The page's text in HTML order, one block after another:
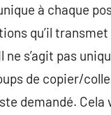
à chaque
qu’il
s’agit pas
de copier/
demandé. Cela